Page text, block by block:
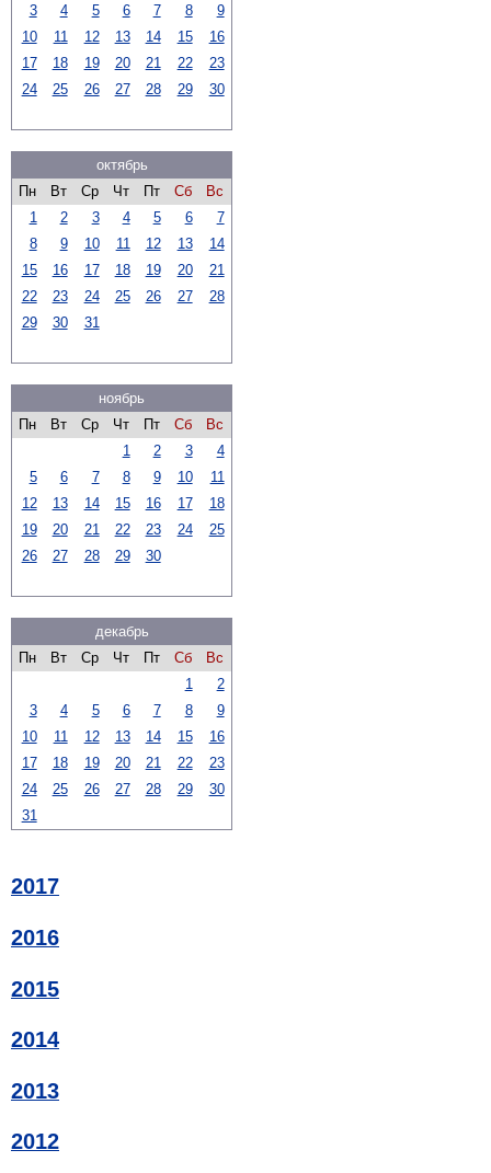
3
4 5 6 7 8
9
10
11 12 13 14 15
16
17
18 19 20 21 22
23
24
25 26 27 28 29 30
октябрь
Пн
Вт Ср Чт Пт Сб
Вс
1
2 3 4 5 6
7
8
9 10 11 12 13
14
15
16 17 18 19 20
21
22
23 24 25 26 27
28
29
30 31
ноябрь
Пн
Вт Ср Чт Пт Сб
Вс
1
2 3
4
5
6 7 8 9 10
11
12
13 14 15 16 17
18
19
20 21 22 23 24
25
26
27 28 29 30
декабрь
Пн
Вт Ср Чт Пт Сб
Вс
1
2
3
4 5 6 7 8
9
10
11 12 13 14 15
16
17
18 19 20 21 22
23
24
25 26 27 28 29
30
31
2017
2016
2015
2014
2013
2012